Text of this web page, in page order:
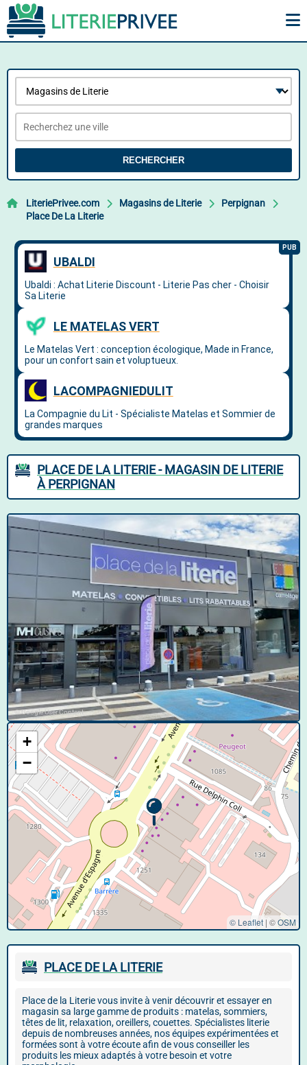
RECHERCHER
LiteriePrivee.com Magasins de Literie
Perpignan
Place De La Literie
PLACE DE LA LITERIE - MAGASIN DE LITERIE
À PERPIGNAN
© Google User Content
+
−
© Leaflet | ©OSM
PLACE DE LA LITERIE
Place de la Literie vous invite à venir découvrir et essayer en
magasin sa large gamme de produits : matelas, sommiers,
têtes de lit, relaxation, oreillers, couettes. Spécialistes literie
depuis de nombreuses années, nos équipes expérimentées et
formées sont à votre écoute afin de vous conseiller les
produits les mieux adaptés à votre besoin et votre